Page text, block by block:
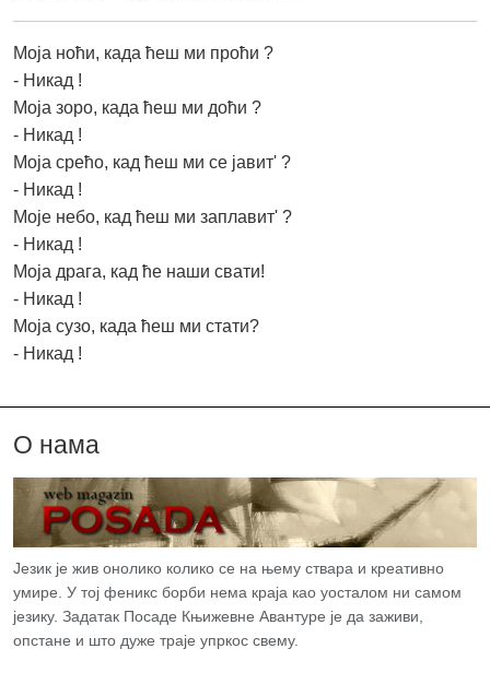
Моја ноћи, када ћеш ми проћи ?
- Никад !
Моја зоро, када ћеш ми доћи ?
- Никад !
Моја срећо, кад ћеш ми се јавит' ?
- Никад !
Моје небо, кад ћеш ми заплавит' ?
- Никад !
Моја драга, кад ће наши свати!
- Никад !
Моја сузо, када ћеш ми стати?
- Никад !
О нама
Језик је жив онолико колико се на њему ствара и креативно
умире. У тој феникс борби нема краја као уосталом ни самом
језику. Задатак Посаде Књижевне Авантуре је да заживи,
опстане и што дуже траје упркос свему.